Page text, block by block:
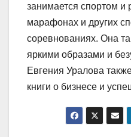
занимается спортом и
марафонах и других
соревнованиях. Она
яркими образами и
Евгения Уралова
книги о бизнесе и